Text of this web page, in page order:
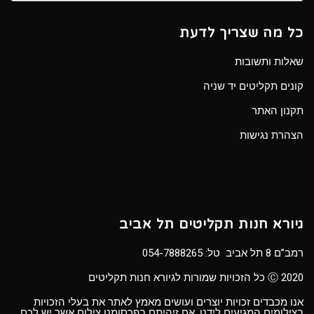
כל מה שצריך לדעת
שאלות ותשובות
קונים תקליטים יד שניה
תקנון האתר
הצהרת נגישות
גיורא חנות תקליטים תל אביב
רמב”ם 8 תל אביב טל:
054-7888265
Ⓒ 2020 כל הזכויות שמורות לגיורא חנות תקליטים
אנו מכבדים זכויות יוצרים ועושים מאמץ לאתר את בעלי הזכויות